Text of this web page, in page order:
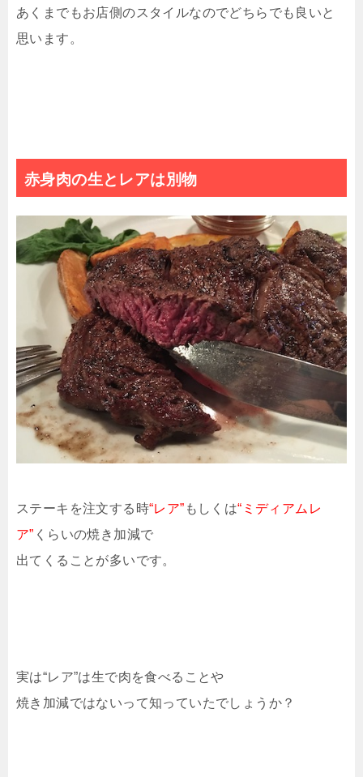
あくまでもお店側のスタイルなのでどちらでも良いと
思います。
赤身肉の生とレアは別物
ステーキを注文する時“レア” もしくは“ミディアムレ
ア” くらいの焼き加減で
出てくることが多いです。
実は“レア”は生で肉を食べることや
焼き加減ではないって知っていたでしょうか？